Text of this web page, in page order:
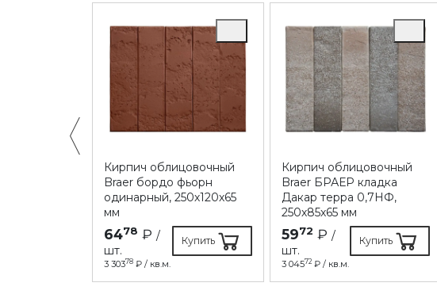
Кирпич облицовочный
Braer бордо фьорн
одинарный, 250х120х65
мм
6478 ₽ /
шт.
3 30378 ₽ / кв.м.
Купить
Кирпич облицовочный
Braer БРАЕР кладка
Дакар терра 0,7НФ,
250х85х65 мм
5972 ₽ /
шт.
3 04572 ₽ / кв.м.
Купить